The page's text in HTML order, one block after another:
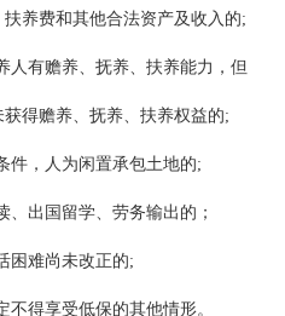
养费和其他合法资产及收入的;
人有赡养、抚养、扶养能力，但
得赡养、抚养、扶养权益的;
件，人为闲置承包土地的;
、出国留学、劳务输出的；
困难尚未改正的;
不得享受低保的其他情形。